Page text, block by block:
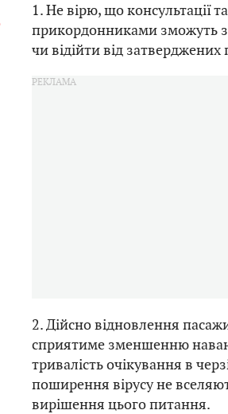
1. Не вірю, що консультації
прикордонниками зможуть
чи відійти від затверджених
2. Дійсно відновлення
сприятиме зменшенню
тривалість очікування в
поширення вірусу не
вирішення цього питання.